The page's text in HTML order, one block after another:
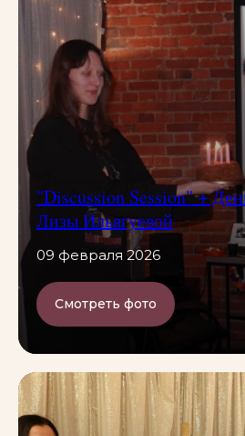
"Discussion Session" +
Лизы Ильягуевой
09 февраля 2026
Смотреть фото